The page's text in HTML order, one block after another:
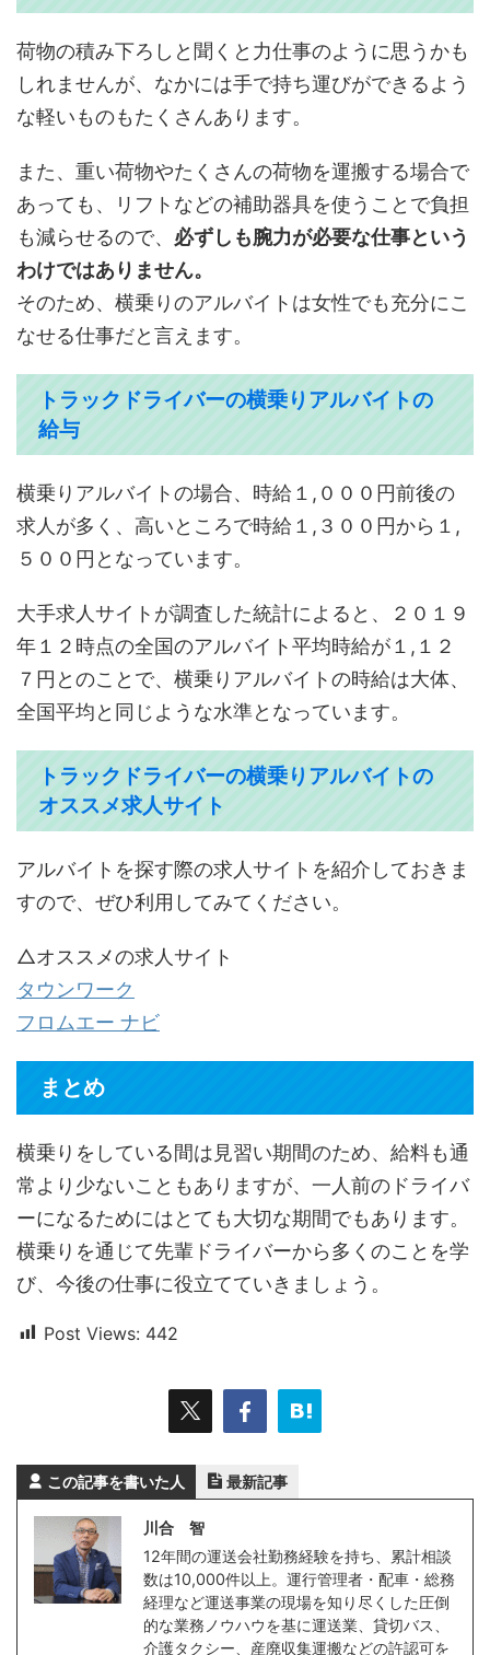
荷物の積み下ろしと聞くと力仕事のように思うかも
しれませんが、なかには手で持ち運びができるよう
な軽いものもたくさんあります。
また、重い荷物やたくさんの荷物を運搬する場合で
あっても、リフトなどの補助器具を使うことで負担
も減らせるので、 必ずしも腕力が必要な仕事という
わけではありません。
そのため、横乗りのアルバイトは女性でも充分にこ
なせる仕事だと言えます。
トラックドライバーの横乗りアルバイトの
給与
横乗りアルバイトの場合、時給１,０００円前後の
求人が多く、高いところで時給１,３００円から１,
５００円となっています。
大手求人サイトが調査した統計によると、２０１９
年１２時点の全国のアルバイト平均時給が１,１２
７円とのことで、横乗りアルバイトの時給は大体、
全国平均と同じような水準となっています。
トラックドライバーの横乗りアルバイトの
オススメ求人サイト
アルバイトを探す際の求人サイトを紹介しておきま
すので、ぜひ利用してみてください。
△オススメの求人サイト
タウンワーク
フロムエー ナビ
まとめ
横乗りをしている間は見習い期間のため、給料も通
常より少ないこともありますが、一人前のドライバ
ーになるためにはとても大切な期間でもあります。
横乗りを通じて先輩ドライバーから多くのことを学
び、今後の仕事に役立てていきましょう。
Post Views: 442
この記事を書いた人 最新記事
川合 智
12年間の運送会社勤務経験を持ち、累計相談
数は10,000件以上。運行管理者・配車・総務
経理など運送事業の現場を知り尽くした圧倒
的な業務ノウハウを基に運送業、貸切バス、
介護タクシー、産廃収集運搬などの許認可を